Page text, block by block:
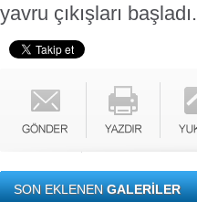
yavru çıkışları başladı.
SON EKLENENGALERİLER